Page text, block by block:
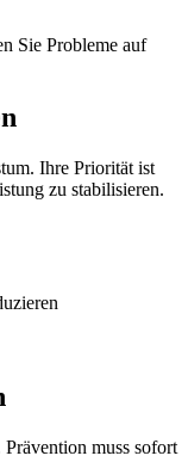
Sie Probleme auf
Ihre Priorität ist
zu stabilisieren.
muss sofort